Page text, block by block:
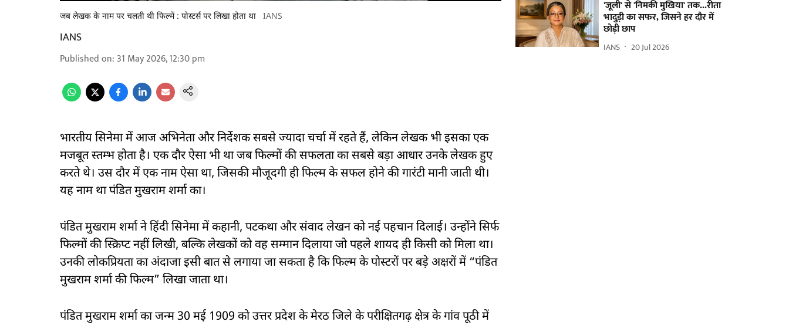
जब लेखक के नाम पर चलती थी फिल्में : पोस्टर्स पर लिखा होता था IANS
IANS
Published on: 31 May 2026, 12:30 pm
भारतीय सिनेमा में आज अभिनेता और निर्देशक सबसे ज्यादा चर्चा में रहते हैं, लेकिन लेखक भी इसका एक
मजबूत स्तम्भ होता है। एक दौर ऐसा भी था जब फिल्मों की सफलता का सबसे बड़ा आधार उनके लेखक हुए
करते थे। उस दौर में एक नाम ऐसा था, जिसकी मौजूदगी ही फिल्म के सफल होने की गारंटी मानी जाती थी।
यह नाम था पंडित मुखराम शर्मा का।
पंडित मुखराम शर्मा ने हिंदी सिनेमा में कहानी, पटकथा और संवाद लेखन को नई पहचान दिलाई। उन्होंने सिर्फ
फिल्मों की स्क्रिप्ट नहीं लिखी, बल्कि लेखकों को वह सम्मान दिलाया जो पहले शायद ही किसी को मिला था।
उनकी लोकप्रियता का अंदाजा इसी बात से लगाया जा सकता है कि फिल्म के पोस्टरों पर बड़े अक्षरों में “पंडित
मुखराम शर्मा की फिल्म” लिखा जाता था।
पंडित मुखराम शर्मा का जन्म 30 मई 1909 को उत्तर प्रदेश के मेरठ जिले के परीक्षितगढ़ क्षेत्र के गांव पूठी में
'जूली' से 'निमकी मुखिया' तक...रीता
भादुड़ी का सफर, जिसने हर दौर में
छोड़ी छाप
IANS 20 Jul 2026